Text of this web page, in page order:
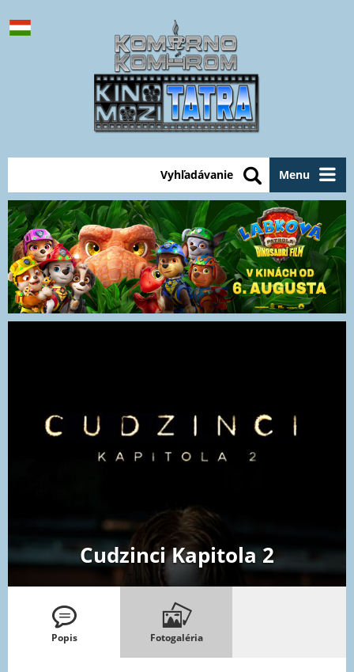
Menu
Vyhľadávanie
Cudzinci Kapitola 2
Popis Fotogaléria